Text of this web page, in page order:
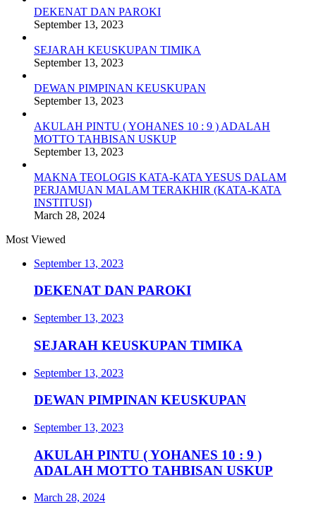
DEKENAT DAN PAROKI
September 13, 2023
SEJARAH KEUSKUPAN TIMIKA
September 13, 2023
DEWAN PIMPINAN KEUSKUPAN
September 13, 2023
AKULAH PINTU ( YOHANES 10 : 9 ) ADALAH
MOTTO TAHBISAN USKUP
September 13, 2023
MAKNA TEOLOGIS KATA-KATA YESUS DALAM
PERJAMUAN MALAM TERAKHIR (KATA-KATA
INSTITUSI)
March 28, 2024
Most Viewed
September 13, 2023
DEKENAT DAN PAROKI
September 13, 2023
SEJARAH KEUSKUPAN TIMIKA
September 13, 2023
DEWAN PIMPINAN KEUSKUPAN
September 13, 2023
AKULAH PINTU ( YOHANES 10 : 9 )
ADALAH MOTTO TAHBISAN USKUP
March 28, 2024